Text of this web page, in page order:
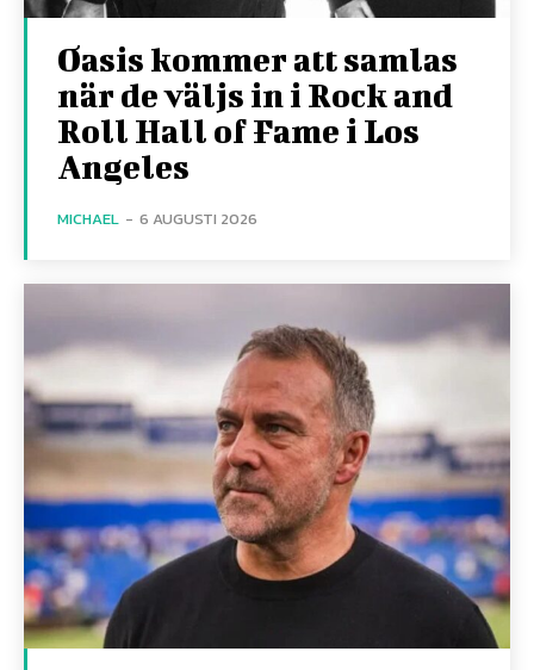
Oasis kommer att samlas
när de väljs in i Rock and
Roll Hall of Fame i Los
Angeles
MICHAEL - 6 AUGUSTI 2026